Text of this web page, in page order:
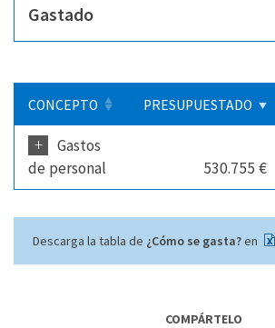
Gastado
CONCEPTO PRESUPUESTADO
+
Gastos
de personal
530.755 €
Descarga la tabla de ¿Cómo se gasta?en
COMPÁRTELO